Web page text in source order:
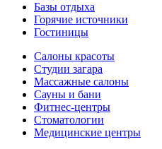
Базы отдыха
Горячие источники
Гостиницы
Салоны красоты
Студии загара
Массажные салоны
Сауны и бани
Фитнес-центры
Стоматологии
Медицинские центры